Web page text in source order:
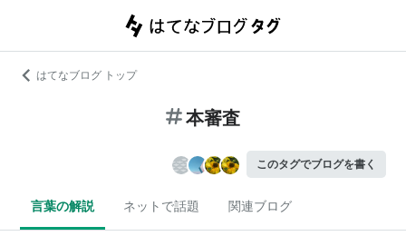
はてなブログ トップ
本審査
このタグでブログを書く
言葉の解説 ネットで話題 関連ブログ